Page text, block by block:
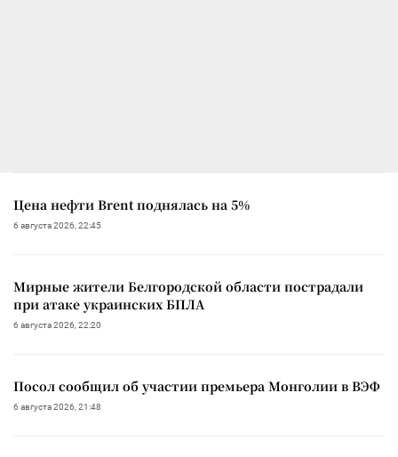
Цена нефти Brent поднялась на 5%
6 августа 2026, 22:45
Мирные жители Белгородской области пострадали
при атаке украинских БПЛА
6 августа 2026, 22:20
Посол сообщил об участии премьера Монголии в ВЭФ
6 августа 2026, 21:48